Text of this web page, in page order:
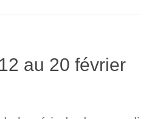
au 20 février